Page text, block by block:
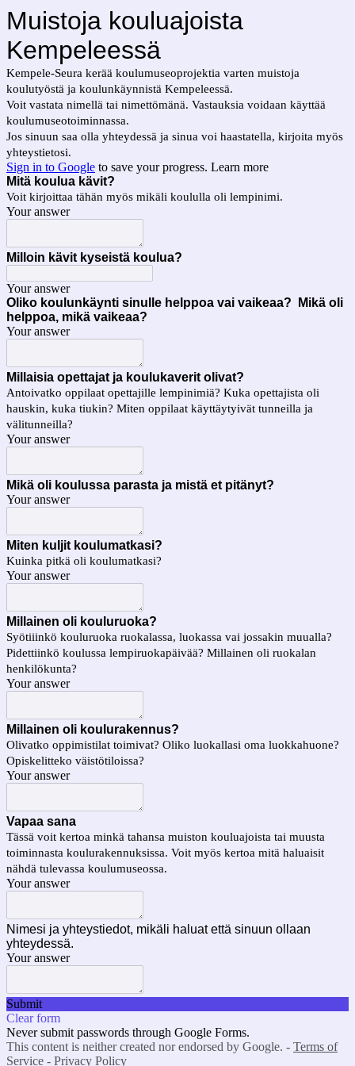
Muistoja kouluajoista
Kempeleessä
Kempele-Seura kerää koulumuseoprojektia varten muistoja
koulutyöstä ja koulunkäynnistä Kempeleessä.
Voit vastata nimellä tai nimettömänä. Vastauksia voidaan käyttää
koulumuseotoiminnassa.
Jos sinuun saa olla yhteydessä ja sinua voi haastatella, kirjoita myös
yhteystietosi.
Sign in to Google to save your progress. Learn more
Mitä koulua kävit?
Voit kirjoittaa tähän myös mikäli koululla oli lempinimi.
Your answer
Milloin kävit kyseistä koulua?
Your answer
Oliko koulunkäynti sinulle helppoa vai vaikeaa? Mikä oli
helppoa, mikä vaikeaa?
Your answer
Millaisia opettajat ja koulukaverit olivat?
Antoivatko oppilaat opettajille lempinimiä? Kuka opettajista oli
hauskin, kuka tiukin? Miten oppilaat käyttäytyivät tunneilla ja
välitunneilla?
Your answer
Mikä oli koulussa parasta ja mistä et pitänyt?
Your answer
Miten kuljit koulumatkasi?
Kuinka pitkä oli koulumatkasi?
Your answer
Millainen oli kouluruoka?
Syötiiinkö kouluruoka ruokalassa, luokassa vai jossakin muualla?
Pidettiinkö koulussa lempiruokapäivää? Millainen oli ruokalan
henkilökunta?
Your answer
Millainen oli koulurakennus?
Olivatko oppimistilat toimivat? Oliko luokallasi oma luokkahuone?
Opiskelitteko väistötiloissa?
Your answer
Vapaa sana
Tässä voit kertoa minkä tahansa muiston kouluajoista tai muusta
toiminnasta koulurakennuksissa. Voit myös kertoa mitä haluaisit
nähdä tulevassa koulumuseossa.
Your answer
Nimesi ja yhteystiedot, mikäli haluat että sinuun ollaan
yhteydessä.
Your answer
Submit
Clear form
Never submit passwords through Google Forms.
This content is neither created nor endorsed by Google. - Terms of
Service - Privacy Policy